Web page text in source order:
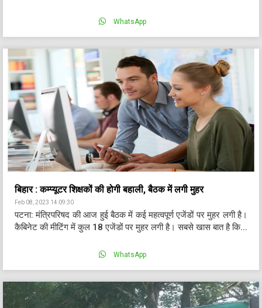
WhatsApp
बिहार : कम्प्यूटर शिक्षकों की होगी बहाली, बैठक में लगी मुहर
Feb 08, 2023 14:09:30
पटना: मंत्रिपरिषद की आज हुई बैठक में कई महत्वपूर्ण एजेंडों पर मुहर लगी है।
कैबिनेट की मीटिंग में कुल 18 एजेंडों पर मुहर लगी है। सबसे खास बात है कि...
WhatsApp